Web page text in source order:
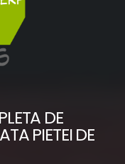
DE
PIETEI DE